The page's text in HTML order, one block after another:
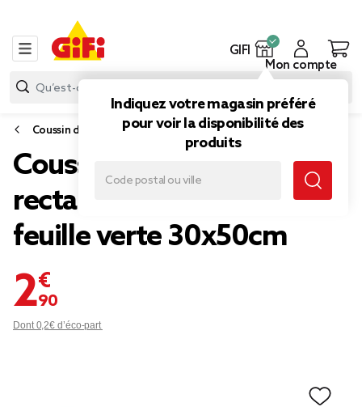
GIFI
Indiquez votre magasin préféré
pour voir la disponibilité des
produits
Mon compte
Coussin d'extérieur
Coussin de jardin
rectangulaire blanc et
feuille verte 30x50cm
2,90 €
Dont 0,2€ d’éco-part